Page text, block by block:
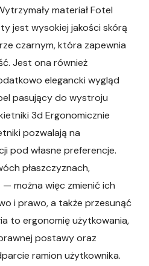
materiał Fotel
jest wysokiej jakości skórą
czarnym, która zapewnia
Jest ona również
elegancki wygląd
pasujący do wystroju
3d Ergonomicznie
pozwalają na
pod własne preferencje.
płaszczyznach,
można więc zmienić ich
i prawo, a także przesunąć
to ergonomię użytkowania,
postawy oraz
ramion użytkownika.